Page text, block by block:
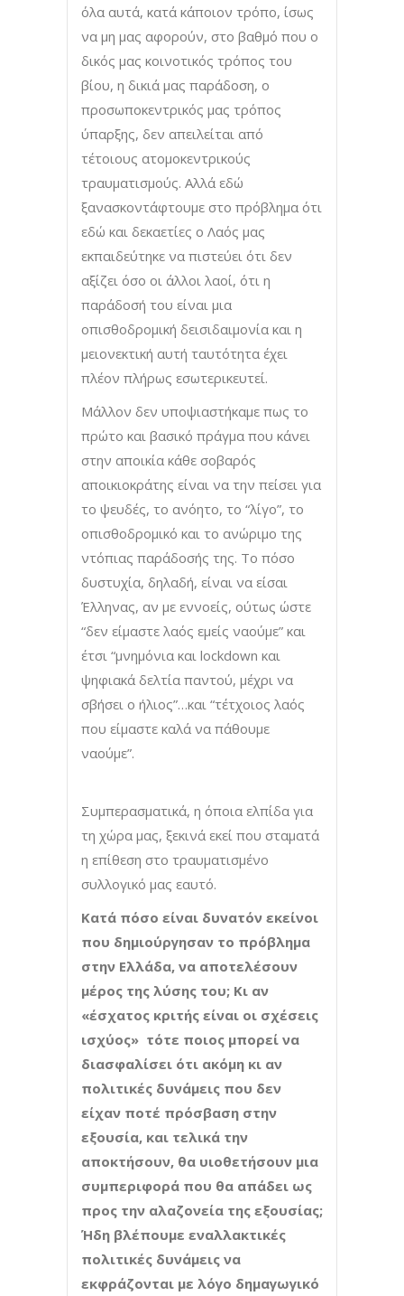
όλα αυτά, κατά κάποιον τρόπο, ίσως
να μη μας αφορούν, στο βαθμό που ο
δικός μας κοινοτικός τρόπος του
βίου, η δικιά μας παράδοση, ο
προσωποκεντρικός μας τρόπος
ύπαρξης, δεν απειλείται από
τέτοιους ατομοκεντρικούς
τραυματισμούς. Αλλά εδώ
ξανασκοντάφτουμε στο πρόβλημα ότι
εδώ και δεκαετίες ο Λαός μας
εκπαιδεύτηκε να πιστεύει ότι δεν
αξίζει όσο οι άλλοι λαοί, ότι η
παράδοσή του είναι μια
οπισθοδρομική δεισιδαιμονία και η
μειονεκτική αυτή ταυτότητα έχει
πλέον πλήρως εσωτερικευτεί.
Μάλλον δεν υποψιαστήκαμε πως το
πρώτο και βασικό πράγμα που κάνει
στην αποικία κάθε σοβαρός
αποικιοκράτης είναι να την πείσει για
το ψευδές, το ανόητο, το “λίγο”, το
οπισθοδρομικό και το ανώριμο της
ντόπιας παράδοσής της. Το πόσο
δυστυχία, δηλαδή, είναι να είσαι
Έλληνας, αν με εννοείς, ούτως ώστε
“δεν είμαστε λαός εμείς ναούμε” και
έτσι “μνημόνια και lockdown και
ψηφιακά δελτία παντού, μέχρι να
σβήσει ο ήλιος”…και “τέτχοιος λαός
που είμαστε καλά να πάθουμε
ναούμε”.
Συμπερασματικά, η όποια ελπίδα για
τη χώρα μας, ξεκινά εκεί που σταματά
η επίθεση στο τραυματισμένο
συλλογικό μας εαυτό.
Κατά πόσο είναι δυνατόν εκείνοι
που δημιούργησαν το πρόβλημα
στην Ελλάδα, να αποτελέσουν
μέρος της λύσης του; Κι αν
«έσχατος κριτής είναι οι σχέσεις
ισχύος» τότε ποιος μπορεί να
διασφαλίσει ότι ακόμη κι αν
πολιτικές δυνάμεις που δεν
είχαν ποτέ πρόσβαση στην
εξουσία, και τελικά την
αποκτήσουν, θα υιοθετήσουν μια
συμπεριφορά που θα απάδει ως
προς την αλαζονεία της εξουσίας;
Ήδη βλέπουμε εναλλακτικές
πολιτικές δυνάμεις να
εκφράζονται με λόγο δημαγωγικό